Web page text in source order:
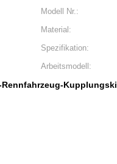
Modell Nr.:
Material:
Spezifikation:
Arbeitsmodell:
Rennfahrzeug-